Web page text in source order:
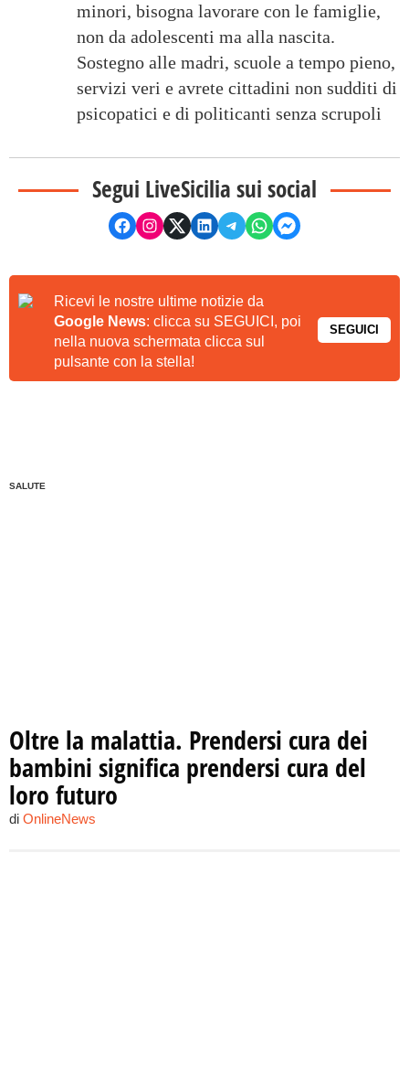
minori, bisogna lavorare con le famiglie,
non da adolescenti ma alla nascita.
Sostegno alle madri, scuole a tempo pieno,
servizi veri e avrete cittadini non sudditi di
psicopatici e di politicanti senza scrupoli
Segui LiveSicilia sui social
Ricevi le nostre ultime notizie da
Google News: clicca su SEGUICI, poi
nella nuova schermata clicca sul
pulsante con la stella!
SEGUICI
SALUTE
Oltre la malattia. Prendersi cura dei
bambini significa prendersi cura del
loro futuro
di OnlineNews